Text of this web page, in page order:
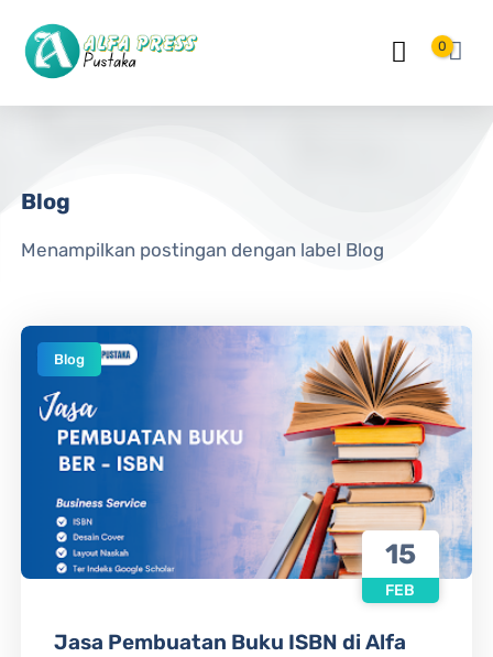
Langsung ke konten utama
0
Blog
Menampilkan postingan dengan label Blog
Blog
15
FEB
Jasa Pembuatan Buku ISBN di Alfa